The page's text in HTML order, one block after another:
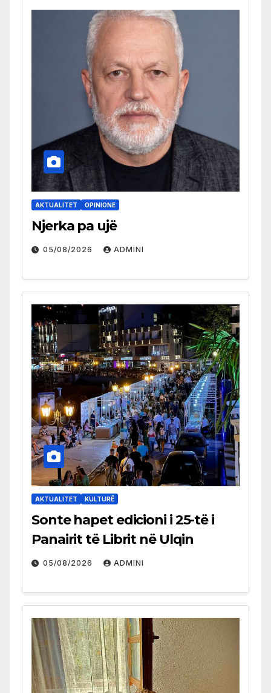
AKTUALITET OPINIONE
Njerka pa ujë
05/08/2026 ADMINI
AKTUALITET KULTURË
Sonte hapet edicioni i 25-të i
Panairit të Librit në Ulqin
05/08/2026 ADMINI